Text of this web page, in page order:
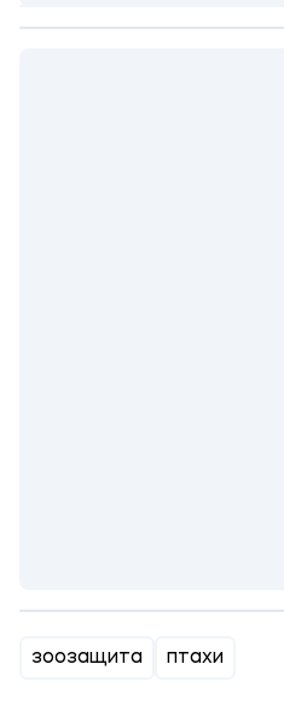
зоозащита птахи